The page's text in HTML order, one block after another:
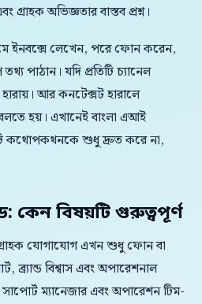
অভিজ্ঞতার বাস্তব প্রশ্ন।
ইনবক্সে লেখেন, পরে ফোন করেন,
পাঠান। যদি প্রতিটি চ্যানেল
আর কনটেক্সট হারালে
হয়। এখানেই বাংলা এআই
কথোপকথনকে শুধু দ্রুত করে না,
কেন বিষয়টি গুরুত্বপূর্ণ
যোগাযোগ এখন শুধু ফোন বা
ব্র্যান্ড বিশ্বাস এবং অপারেশনাল
ম্যানেজার এবং অপারেশন টিম-